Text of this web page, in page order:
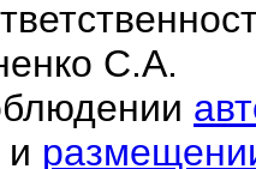
С.А.
и